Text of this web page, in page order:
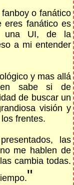
o fanático
eres fanático es
una UI, de la
a mi entender
y mas allá
sabe si de
de buscar un
visión y
frentes.
las
me hablen de
cambia todas.
"